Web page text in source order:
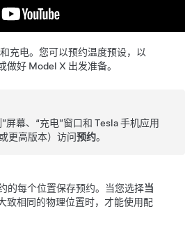
充电。您可以预约温度预设，以
做好 Model X 出发准备。
屏幕、“充电”窗口和 Tesla 手机应用
更高版本）访问预约。
的每个位置保存预约。当您选择当
致相同的物理位置时，才能使用配